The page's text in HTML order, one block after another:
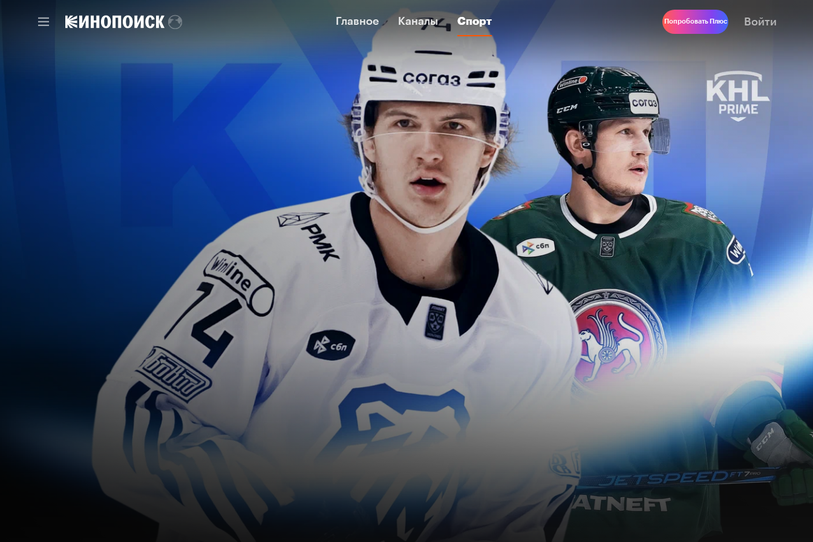
Главное Каналы Спорт
Главное Каналы Спорт Попробовать Плюс Войти